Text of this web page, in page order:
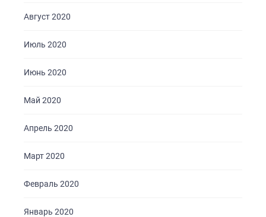
Август 2020
Июль 2020
Июнь 2020
Май 2020
Апрель 2020
Март 2020
Февраль 2020
Январь 2020